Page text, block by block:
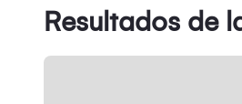
Resultados de